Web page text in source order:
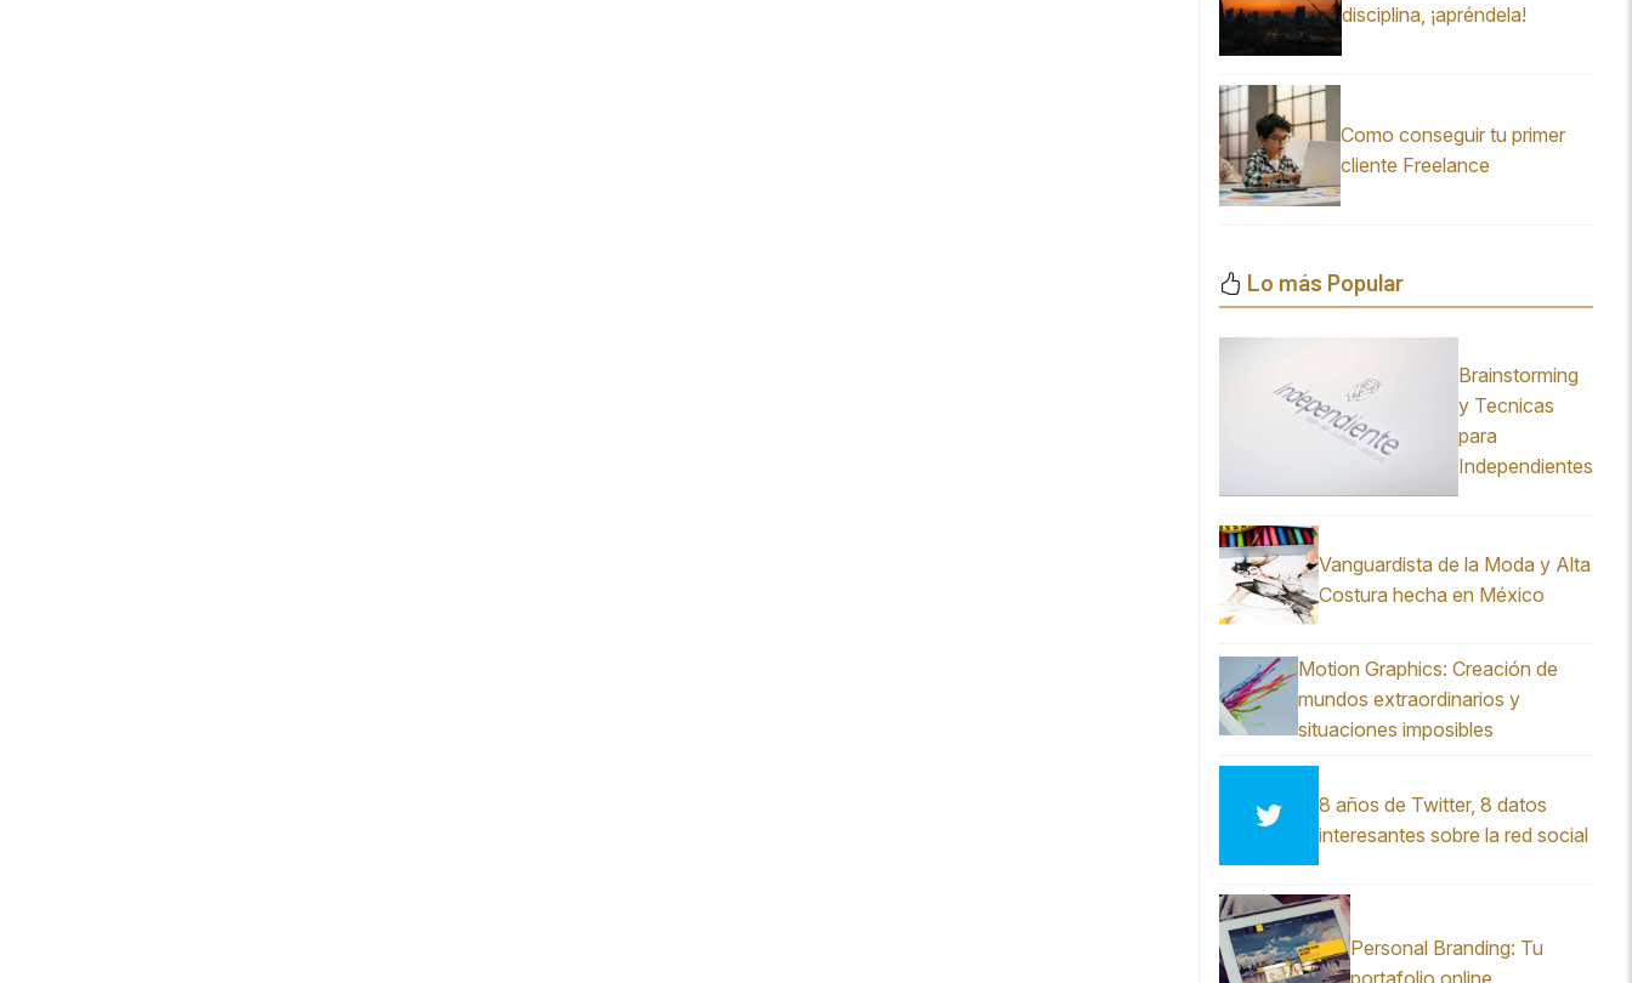
disciplina, ¡apréndela!
Como conseguir tu primer
cliente Freelance
Lo más Popular
Brainstorming
y Tecnicas
para
Independientes
Vanguardista de la Moda y Alta
Costura hecha en México
Motion Graphics: Creación de
mundos extraordinarios y
situaciones imposibles
8 años de Twitter, 8 datos
interesantes sobre la red social
Personal Branding: Tu